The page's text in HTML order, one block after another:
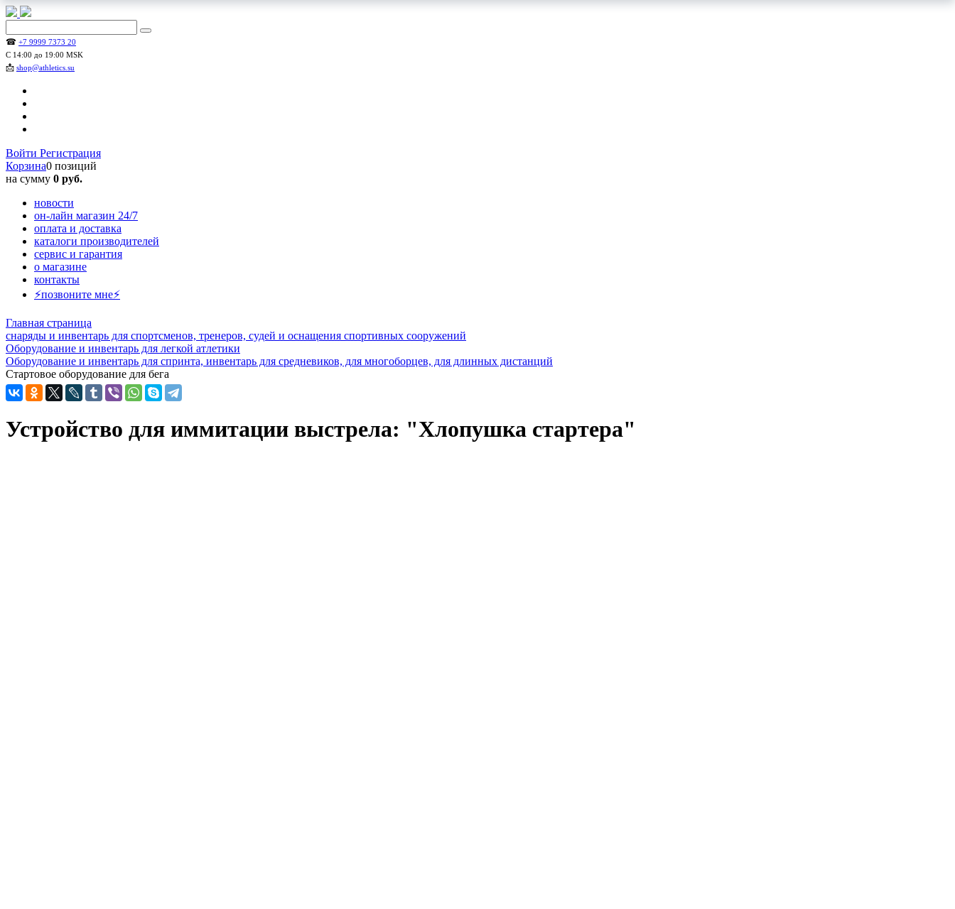
☎ +7 9999 7373 20
С 14:00 до 19:00 MSK
📩 shop@athletics.su
Войти Регистрация
Корзина0 позиций
на сумму 0 руб.
новости
он-лайн магазин 24/7
оплата и доставка
каталоги производителей
сервис и гарантия
о магазине
контакты
⚡позвоните мне⚡
Главная страница
снаряды и инвентарь для спортсменов, тренеров, судей и оснащения спортивных сооружений
Оборудование и инвентарь для легкой атлетики
Оборудование и инвентарь для спринта, инвентарь для средневиков, для многоборцев, для длинных дистанций
Стартовое оборудование для бега
Устройство для иммитации выстрела: "Хлопушка стартера"